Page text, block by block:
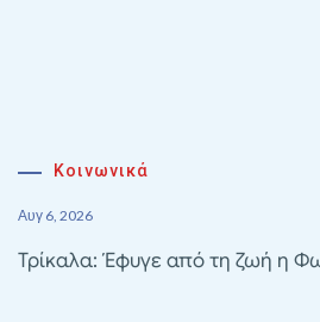
Κοινωνικά
Αυγ 6, 2026
Τρίκαλα: Έφυγε από τη ζωή η